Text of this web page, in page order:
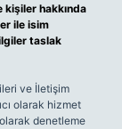
hakkında
ile isim
taslak
ve İletişim
olarak hizmet
denetleme